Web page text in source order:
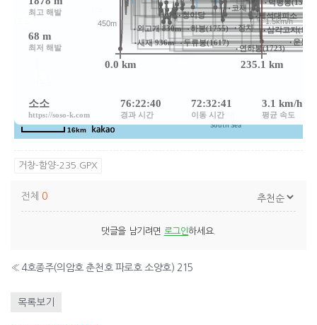
거창-함양-235.GPX
전체 0
댓글을 남기려면 로그인하세요.
« 4호종주(의암호 춘천호 파로호 소양호) 215
목록보기